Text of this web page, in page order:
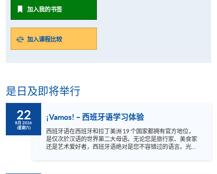
加入我的书签
加入课程比较
是日及即将举行
22
8月 2026
(星期六)
¡Vamos! – 西班牙语学习体验
西班牙语在西班牙和拉丁美洲 19 个国家都拥有官方地位，
是仅次於汉语的世界第二大母语。无论您是旅行家、美食家
还是艺术爱好者，西班牙语绝对是您不容错过的语言。光是